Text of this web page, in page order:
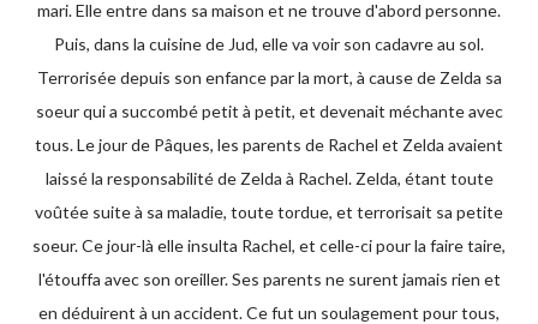
mari. Elle entre dans sa maison et ne trouve d'abord personne.
Puis, dans la cuisine de Jud, elle va voir son cadavre au sol.
Terrorisée depuis son enfance par la mort, à cause de Zelda sa
soeur qui a succombé petit à petit, et devenait méchante avec
tous. Le jour de Pâques, les parents de Rachel et Zelda avaient
laissé la responsabilité de Zelda à Rachel. Zelda, étant toute
voûtée suite à sa maladie, toute tordue, et terrorisait sa petite
soeur. Ce jour-là elle insulta Rachel, et celle-ci pour la faire taire,
l'étouffa avec son oreiller. Ses parents ne surent jamais rien et
en déduirent à un accident. Ce fut un soulagement pour tous,